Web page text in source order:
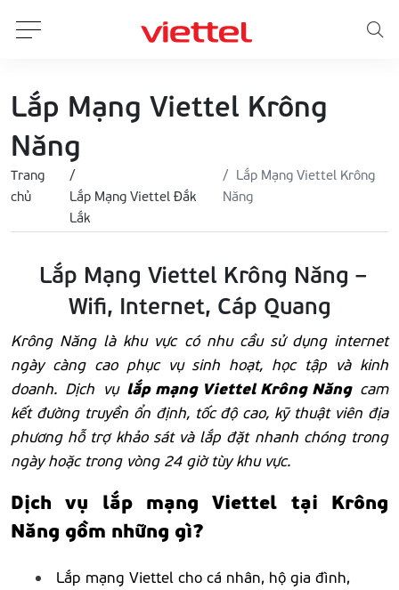
Lắp Mạng Viettel Krông
Năng
Trang
chủ
Lắp Mạng Viettel Đắk
Lắk
Lắp Mạng Viettel Krông
Năng
Lắp Mạng Viettel Krông Năng –
Wifi, Internet, Cáp Quang
Krông Năng là khu vực có nhu cầu sử dụng internet
ngày càng cao phục vụ sinh hoạt, học tập và kinh
doanh. Dịch vụ lắp mạng Viettel Krông Năngcam
kết đường truyền ổn định, tốc độ cao, kỹ thuật viên địa
phương hỗ trợ khảo sát và lắp đặt nhanh chóng trong
ngày hoặc trong vòng 24 giờ tùy khu vực.
Dịch vụ lắp mạng Viettel tại Krông
Năng gồm những gì?
Lắp mạng Viettel cho cá nhân, hộ gia đình,